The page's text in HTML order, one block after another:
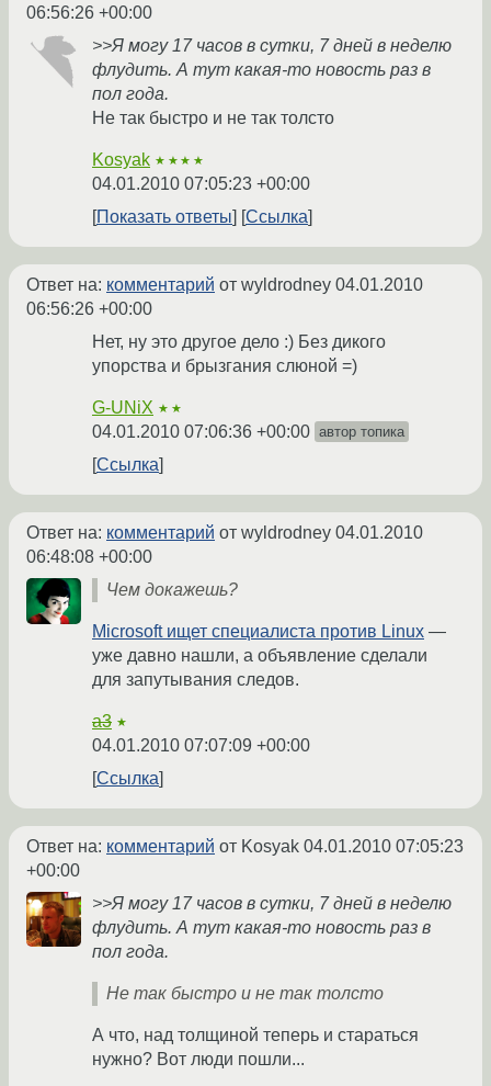
06:56:26 +00:00
>>Я могу 17 часов в сутки, 7 дней в неделю
флудить. А тут какая-то новость раз в
пол года.
Не так быстро и не так толсто
Kosyak ★★★★
04.01.2010 07:05:23 +00:00
Показать ответы
Ссылка
Ответ на: комментарий от wyldrodney 04.01.2010
06:56:26 +00:00
Нет, ну это другое дело :) Без дикого
упорства и брызгания слюной =)
G-UNiX ★★
04.01.2010 07:06:36 +00:00 автор топика
Ссылка
Ответ на: комментарий от wyldrodney 04.01.2010
06:48:08 +00:00
Чем докажешь?
Microsoft ищет специалиста против Linux —
уже давно нашли, а объявление сделали
для запутывания следов.
a3 ★
04.01.2010 07:07:09 +00:00
Ссылка
Ответ на: комментарий от Kosyak 04.01.2010 07:05:23
+00:00
>>Я могу 17 часов в сутки, 7 дней в неделю
флудить. А тут какая-то новость раз в
пол года.
Не так быстро и не так толсто
А что, над толщиной теперь и стараться
нужно? Вот люди пошли...